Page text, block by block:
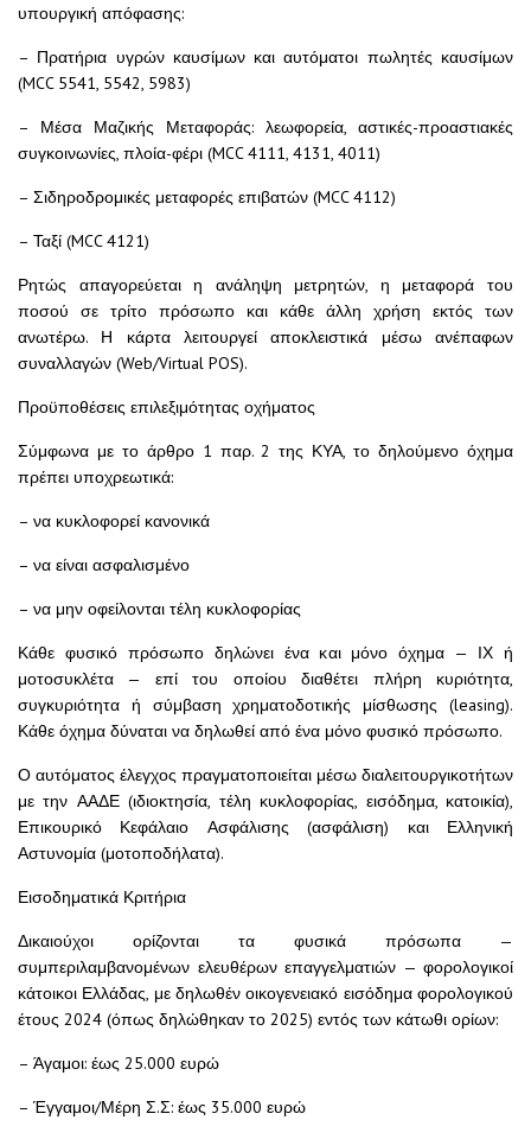
υπουργική απόφασης:
– Πρατήρια υγρών καυσίμων και αυτόματοι πωλητές καυσίμων
(MCC 5541, 5542, 5983)
– Μέσα Μαζικής Μεταφοράς: λεωφορεία, αστικές-προαστιακές
συγκοινωνίες, πλοία-φέρι (MCC 4111, 4131, 4011)
– Σιδηροδρομικές μεταφορές επιβατών (MCC 4112)
– Ταξί (MCC 4121)
Ρητώς απαγορεύεται η ανάληψη μετρητών, η μεταφορά του
ποσού σε τρίτο πρόσωπο και κάθε άλλη χρήση εκτός των
ανωτέρω. Η κάρτα λειτουργεί αποκλειστικά μέσω ανέπαφων
συναλλαγών (Web/Virtual POS).
Προϋποθέσεις επιλεξιμότητας οχήματος
Σύμφωνα με το άρθρο 1 παρ. 2 της ΚΥΑ, το δηλούμενο όχημα
πρέπει υποχρεωτικά:
– να κυκλοφορεί κανονικά
– να είναι ασφαλισμένο
– να μην οφείλονται τέλη κυκλοφορίας
Κάθε φυσικό πρόσωπο δηλώνει ένα και μόνο όχημα — ΙΧ ή
μοτοσυκλέτα — επί του οποίου διαθέτει πλήρη κυριότητα,
συγκυριότητα ή σύμβαση χρηματοδοτικής μίσθωσης (leasing).
Κάθε όχημα δύναται να δηλωθεί από ένα μόνο φυσικό πρόσωπο.
Ο αυτόματος έλεγχος πραγματοποιείται μέσω διαλειτουργικοτήτων
με την ΑΑΔΕ (ιδιοκτησία, τέλη κυκλοφορίας, εισόδημα, κατοικία),
Επικουρικό Κεφάλαιο Ασφάλισης (ασφάλιση) και Ελληνική
Αστυνομία (μοτοποδήλατα).
Εισοδηματικά Κριτήρια
Δικαιούχοι ορίζονται τα φυσικά πρόσωπα —
συμπεριλαμβανομένων ελευθέρων επαγγελματιών — φορολογικοί
κάτοικοι Ελλάδας, με δηλωθέν οικογενειακό εισόδημα φορολογικού
έτους 2024 (όπως δηλώθηκαν το 2025) εντός των κάτωθι ορίων:
– Άγαμοι: έως 25.000 ευρώ
– Έγγαμοι/Μέρη Σ.Σ: έως 35.000 ευρώ